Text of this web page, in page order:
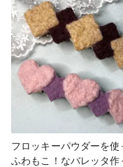
ヘアアクセサリー
フロッキーパウダーを使
ふわもこ！なバレッタ作